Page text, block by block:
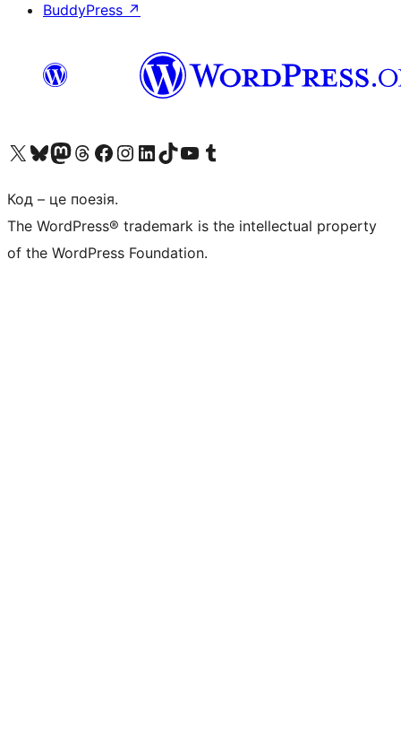
BuddyPress ↗
Visit our X (formerly Twitter) account
Visit our Bluesky account
Завітайте до нашої стрічки в Mastodon
Visit our Threads account
Завітайте на нашу сторінку в Facebook
Visit our Instagram account
Visit our LinkedIn account
Visit our TikTok account
Visit our YouTube channel
Visit our Tumblr account
Код – це поезія.
The WordPress® trademark is the intellectual property
of the WordPress Foundation.